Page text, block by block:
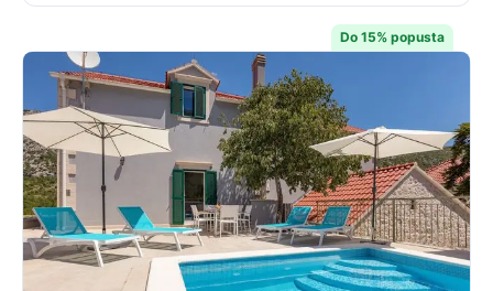
Do 15% popusta